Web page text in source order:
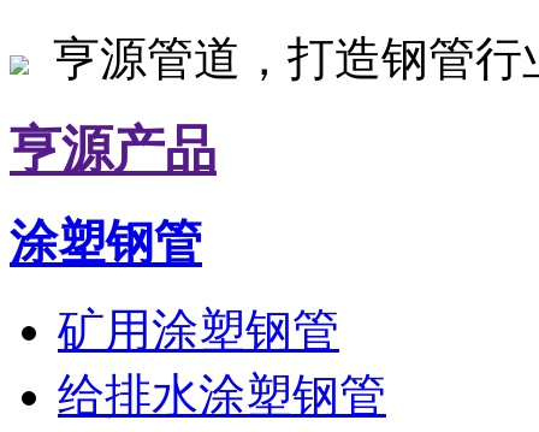
亨源管道，打造钢管
亨源产品
涂塑钢管
矿用涂塑钢管
给排水涂塑钢管